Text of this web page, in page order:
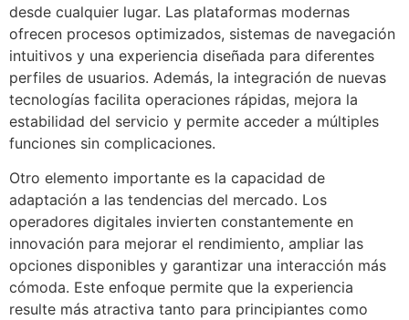
desde cualquier lugar. Las plataformas modernas
ofrecen procesos optimizados, sistemas de navegación
intuitivos y una experiencia diseñada para diferentes
perfiles de usuarios. Además, la integración de nuevas
tecnologías facilita operaciones rápidas, mejora la
estabilidad del servicio y permite acceder a múltiples
funciones sin complicaciones.
Otro elemento importante es la capacidad de
adaptación a las tendencias del mercado. Los
operadores digitales invierten constantemente en
innovación para mejorar el rendimiento, ampliar las
opciones disponibles y garantizar una interacción más
cómoda. Este enfoque permite que la experiencia
resulte más atractiva tanto para principiantes como